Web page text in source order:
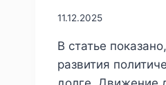
11.12.2025
В статье
развития